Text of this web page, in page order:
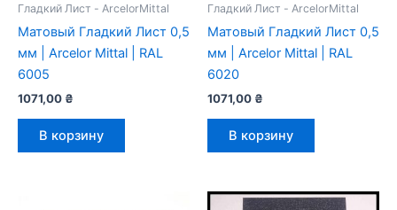
Гладкий Лист - ArcelorMittal
Mатовый Гладкий Лист 0,5
мм | Arcelor Mittal | RAL
6005
1071,00 ₴
В корзину
Гладкий Лист - ArcelorMittal
Mатовый Гладкий Лист 0,5
мм | Arcelor Mittal | RAL
6020
1071,00 ₴
В корзину